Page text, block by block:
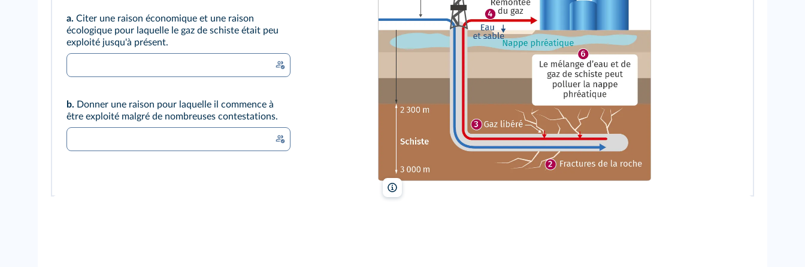
a. Citer une raison économique et une raison
écologique pour laquelle le gaz de schiste était peu
exploité jusqu'à présent.
b. Donner une raison pour laquelle il commence à
être exploité malgré de nombreuses contestations.